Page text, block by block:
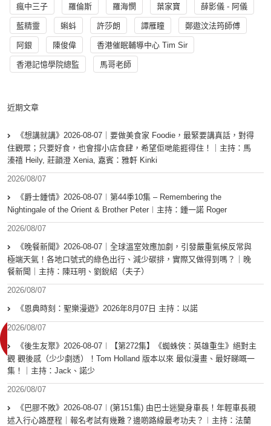
瘋中三子 羅倫斯 羅海憫 葉家寶 薛影儀 - 阿儀
藍精靈 蝌蚪 許莎朗 譚雁瞳 鄭遨汶法筠師傅
阿銀 陳俊偉 香港催眠輔導中心 Tim Sir
香港記憶學院總監 馬哥老師
近期文章
《想講就講》2026-08-07｜要做美食家 Foodie，最緊要講真話，對得
住觀眾；只要好食，也會撐小店食肆，希望佢哋能捱得住！｜主持：馬
溱禧 Heily, 莊韻澄 Xenia, 嘉賓：雅軒 Kinki
2026/08/07
《爵士鍾情》2026-08-07︱第44季10集 – Remembering the
Nightingale of the Orient & Brother Peter︱主持：鍾一諾 Roger
2026/08/07
《晚餐新聞》2026-08-07｜全球溫室效應加劇，引發嚴重氣候反常與
極端天氣！各地口號式的綠色出行、減少碳排，實際又做得到嗎？｜晚
餐新聞｜主持：陳珏明、劉銳紹（夫子）
2026/08/07
《恩典時刻：聖樂漫遊》2026年8月07日 主持：以諾
2026/08/07
《後生友聚》2026-08-07︱【第272集】《蜘蛛俠：英雄重生》絕對主
觀 觀後感（少少劇透）！Tom Holland 版本以來 最似漫畫、最好睇嘅一
集！｜主持：Jack、諾少
2026/08/07
《巴膠不敗》2026-08-07︱(第151集) 由巴士迷變身車長！年輕車長親
述入行心路歷程｜報名考試有幾難？邊啲路線最考功夫？︱主持：法蘭